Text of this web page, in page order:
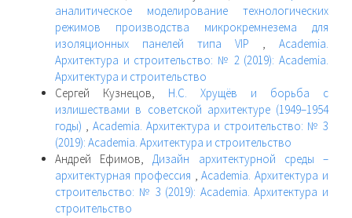
аналитическое моделирование технологических
режимов производства микрокремнезема для
изоляционных панелей типа VIP , Academia.
Архитектура и строительство: № 2 (2019): Academia.
Архитектура и строительство
Сергей Кузнецов, Н.С. Хрущёв и борьба с
излишествами в советской архитектуре (1949–1954
годы) , Academia. Архитектура и строительство: № 3
(2019): Academia. Архитектура и строительство
Андрей Ефимов,Дизайн архитектурной среды –
архитектурная профессия ,Academia. Архитектура и
строительство: № 3 (2019): Academia. Архитектура и
строительство